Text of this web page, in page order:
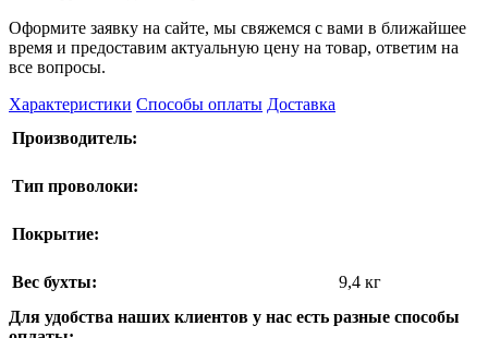
Оформите заявку на сайте, мы свяжемся с вами в ближайшее
время и предоставим актуальную цену на товар, ответим на
все вопросы.
Характеристики Способы оплаты Доставка
Производитель:
Тип проволоки:
Покрытие:
Вес бухты:
9,4 кг
Для удобства наших клиентов у нас есть разные способы